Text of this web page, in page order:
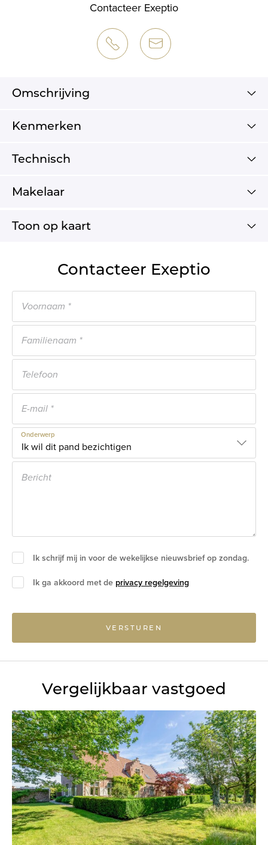
Contacteer Exeptio
Omschrijving
Kenmerken
Technisch
Makelaar
Toon op kaart
Contacteer Exeptio
Onderwerp
Ik schrijf mij in voor de wekelijkse nieuwsbrief op zondag.
Ik ga akkoord met de privacy regelgeving
VERSTUREN
Vergelijkbaar vastgoed